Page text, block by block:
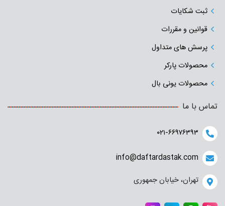
ثبت شکایات
قوانین و مقررات
پرسش های متداول
محصولات پارکر
محصولات یونی بال
تماس با ما
۰۲۱-۶۶۹۷۶۳۹۳
info@daftardastak.com
تهران، خیابان جمهوری